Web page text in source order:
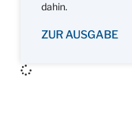
dahin.
ZUR AUSGABE